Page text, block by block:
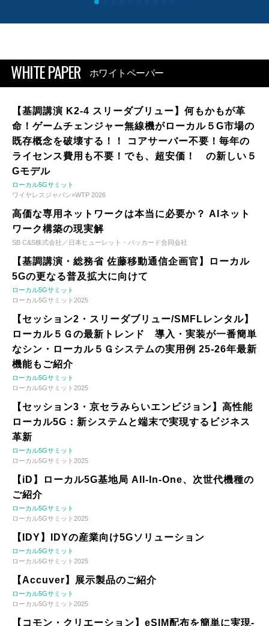
WHITE PAPER ホワイトペーパー
【基調講演 K2-4 スリーダブリュー】何もかもが革
命！ゲームチェンジャー無線機がローカル５G市場の
既存概念を破壊する！！ コアサーバー不要！毎年の
ライセンス費用も不要！でも、超安価！ の新しい５
Gモデル
ローカル5Gサミット
ワイヤレスジャパン×WTP 2026
高価な専用ネットワークは本当に必要か？ AIネット
ワーク構築の現実解
SB C&S株式会社／日本ヒューレット・パッカード合同会社
【基調講演・総務省 佐藤移動通信企画官】ローカル
5Gの更なる普及拡大に向けて
ローカル5Gサミット
ローカル5Gサミット2025
【セッション2・スリーダブリュー/SMFLレンタル】
ローカル５Ｇの最新トレンド 導入・実装が一番簡単
なシン・ローカル５Ｇシステムの実用例 25-26年最新
機能もご紹介
ローカル5Gサミット
ローカル5Gサミット2025
【セッション3・京セラみらいエンビジョン】高性能
ローカル5G：新システムと端末で実現するビジネス
革新
ローカル5Gサミット
ローカル5Gサミット2025
【iD】ローカル5G基地局 All-In-One、次世代機種の
ご紹介
ローカル5Gサミット
ローカル5Gサミット2025
【IDY】IDYの産業向け5Gソリューション
ローカル5Gサミット
ローカル5Gサミット2025
【Accuver】展示製品のご紹介
ローカル5Gサミット
ローカル5Gサミット2025
【コモン・クリエーション】eSIM配布を簡単に実現-